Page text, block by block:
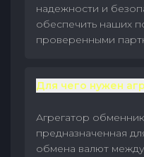
надежности и
обеспечить наших
проверенными
Для чего нужен
Агрегатор
предназначенная
обмена валют